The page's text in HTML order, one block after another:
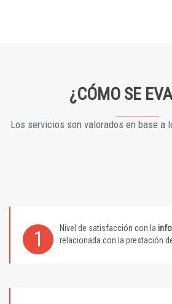
¿CÓMO SE
Los servicios son valorados en base a
1 Nivel de satisfacción con la
relacionada con la prestación